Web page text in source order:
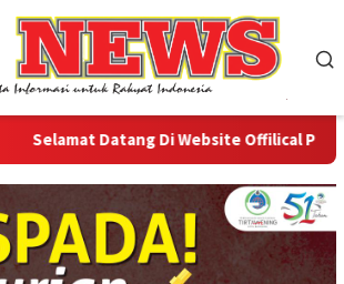
Selamat Datang Di Website Offilical PI-